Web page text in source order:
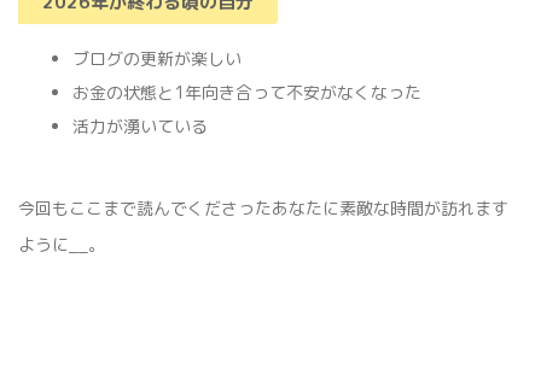
ブログの更新が楽しい
お金の状態と1年向き合って不安がなくなった
活力が湧いている
今回もここまで読んでくださったあなたに素敵な時間が訪れます
ように__。